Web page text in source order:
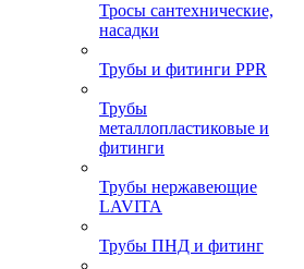
Тросы сантехнические,
насадки
Трубы и фитинги PPR
Трубы
металлопластиковые и
фитинги
Трубы нержавеющие
LAVITA
Трубы ПНД и фитинг